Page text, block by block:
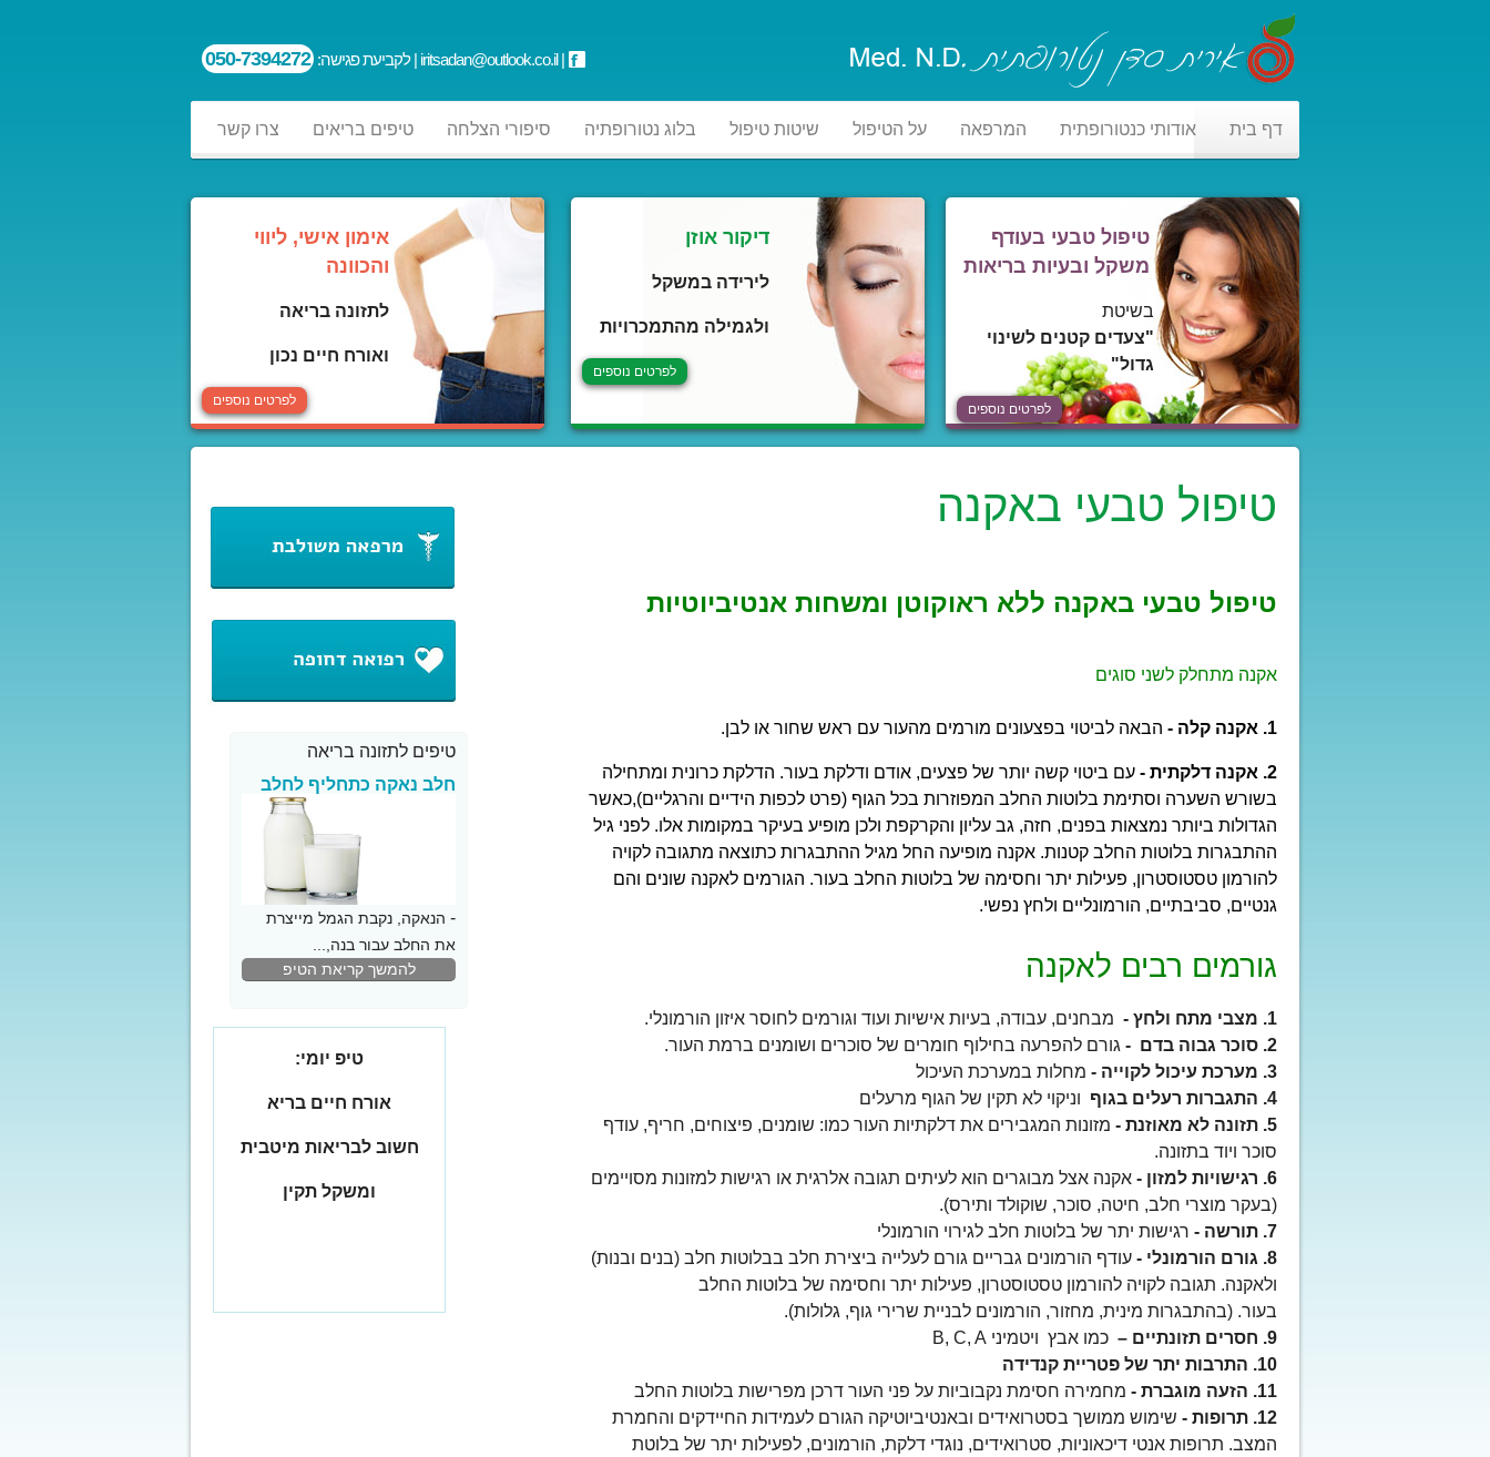
|
iritsadan@outlook.co.il | לקביעת פגישה: 050-7394272
דף בית אודותי כנטורופתית המרפאה על הטיפול שיטות טיפול בלוג נטורופתיה סיפורי הצלחה טיפים בריאים צרו קשר
טיפול טבעי בעודף
משקל ובעיות בריאות
בשיטת
"צעדים קטנים לשינוי
גדול"
לפרטים נוספים
דיקור אוזן
לירידה במשקל
ולגמילה מהתמכרויות
לפרטים נוספים
אימון אישי, ליווי
והכוונה
לתזונה בריאה
ואורח חיים נכון
לפרטים נוספים
טיפול טבעי באקנה
טיפול טבעי באקנה ללא ראוקוטן ומשחות אנטיביוטיות
אקנה מתחלק לשני סוגים
1. אקנה קלה - הבאה לביטוי בפצעונים מורמים מהעור עם ראש שחור או לבן.
2. אקנה דלקתית - עם ביטוי קשה יותר של פצעים, אודם ודלקת בעור. הדלקת כרונית ומתחילה
בשורש השערה וסתימת בלוטות החלב המפוזרות בכל הגוף (פרט לכפות הידיים והרגליים),כאשר
הגדולות ביותר נמצאות בפנים, חזה, גב עליון והקרקפת ולכן מופיע בעיקר במקומות אלו. לפני גיל
ההתבגרות בלוטות החלב קטנות. אקנה מופיעה החל מגיל ההתבגרות כתוצאה מתגובה לקויה
להורמון טסטוסטרון, פעילות יתר וחסימה של בלוטות החלב בעור. הגורמים לאקנה שונים והם
גנטיים, סביבתיים, הורמונליים ולחץ נפשי.
גורמים רבים לאקנה
1. מצבי מתח ולחץ -
מבחנים, עבודה, בעיות אישיות ועוד וגורמים לחוסר איזון הורמונלי.
2. סוכר גבוה בדם -
גורם להפרעה בחילוף חומרים של סוכרים ושומנים ברמת העור.
3. מערכת עיכול לקוייה -
מחלות במערכת העיכול
4. התגברות רעלים בגוף
וניקוי לא תקין של הגוף מרעלים
5. תזונה לא מאוזנת -
מזונות המגבירים את דלקתיות העור כמו: שומנים, פיצוחים, חריף, עודף
סוכר ויוד בתזונה.
6. רגישויות למזון -
אקנה אצל מבוגרים הוא לעיתים תגובה אלרגית או רגישות למזונות מסויימים
(בעקר מוצרי חלב, חיטה, סוכר, שוקולד ותירס).
7. תורשה -
רגישות יתר של בלוטות חלב לגירוי הורמונלי
8. גורם הורמונלי -
עודף הורמונים גבריים גורם לעלייה ביצירת חלב בבלוטות חלב (בנים ובנות)
ולאקנה. תגובה לקויה להורמון טסטוסטרון, פעילות יתר וחסימה של בלוטות החלב
בעור. (בהתבגרות מינית, מחזור, הורמונים לבניית שרירי גוף, גלולות).
9. חסרים תזונתיים –
כמו אבץ ויטמיני B, C, A
10. התרבות יתר של פטריית קנדידה
11. הזעה מוגברת -
מחמירה חסימת נקבוביות על פני העור דרכן מפרישות בלוטות החלב
12. תרופות -
שימוש ממושך בסטרואידים ובאנטיביוטיקה הגורם לעמידות החיידקים והחמרת
המצב. תרופות אנטי דיכאוניות, סטרואידים, נוגדי דלקת, הורמונים, לפעילות יתר של בלוטת
טיפים לתזונה בריאה
חלב נאקה כתחליף לחלב
- הנאקה, נקבת הגמל מייצרת
את החלב עבור בנה,...
להמשך קריאת הטיפ
טיפ יומי:
אורח חיים בריא
חשוב לבריאות מיטבית
ומשקל תקין